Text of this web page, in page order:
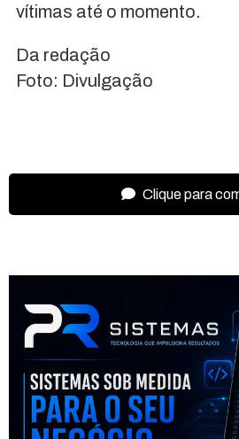
vítimas até o momento.
Da redação
Foto: Divulgação
Clique para